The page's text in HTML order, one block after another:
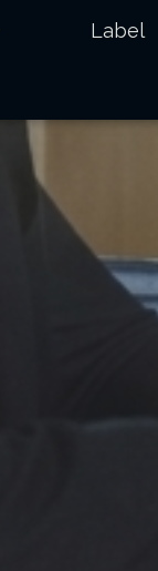
Label